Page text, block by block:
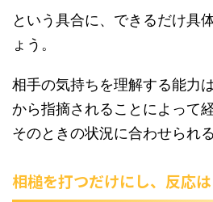
という具合に、できるだけ具
ょう。
相手の気持ちを理解する能力
から指摘されることによって
そのときの状況に合わせられ
相槌を打つだけにし、反応